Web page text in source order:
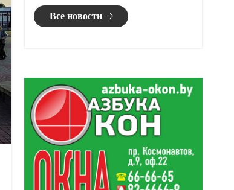
Все новости